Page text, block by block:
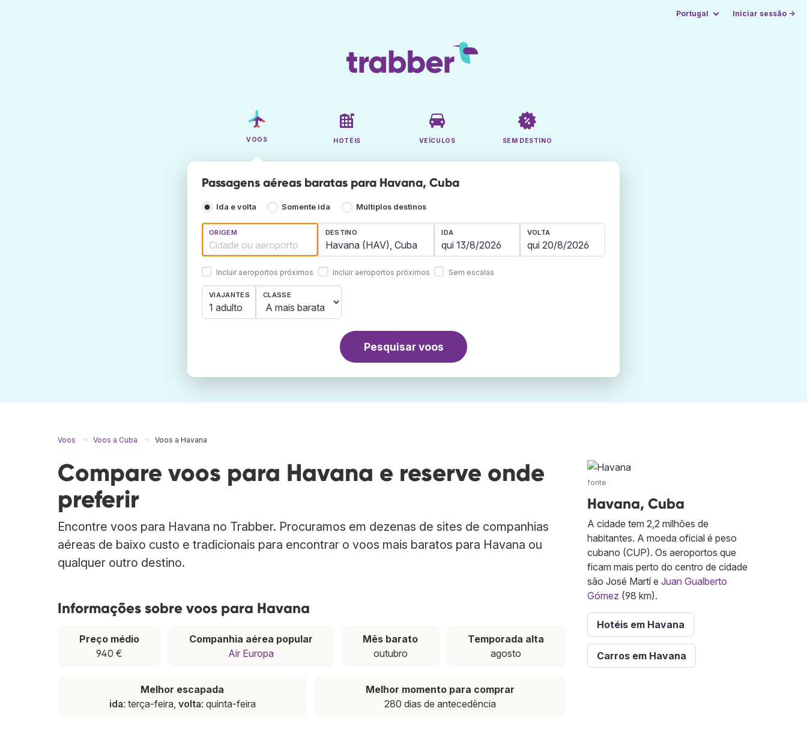
Portugal Iniciar sessão →
VOOS HOTÉIS VEÍCULOS SEM DESTINO
Passagens aéreas baratas para Havana, Cuba
Ida e volta Somente ida Múltiplos destinos
ORIGEM
Incluir aeroportos próximos
DESTINO
Incluir aeroportos próximos
IDA VOLTA
Sem escalas
VIAJANTES
1 adulto
CLASSE
Pesquisar voos
Voos Voos a Cuba Voos a Havana
Compare voos para Havana e reserve onde
preferir
Encontre voos para Havana no Trabber. Procuramos em dezenas de sites de companhias
aéreas de baixo custo e tradicionais para encontrar o voos mais baratos para Havana ou
qualquer outro destino.
Informações sobre voos para Havana
Preço médio
940 €
Companhia aérea popular
Air Europa
Mês barato
outubro
Temporada alta
agosto
Melhor escapada
ida: terça-feira, volta: quinta-feira
Melhor momento para comprar
280 dias de antecedência
fonte
Havana, Cuba
A cidade tem 2,2 milhões de
habitantes. A moeda oficial é peso
cubano (CUP). Os aeroportos que
ficam mais perto do centro de cidade
são José Martí e Juan Gualberto
Gómez (98 km).
Hotéis em Havana
Carros em Havana